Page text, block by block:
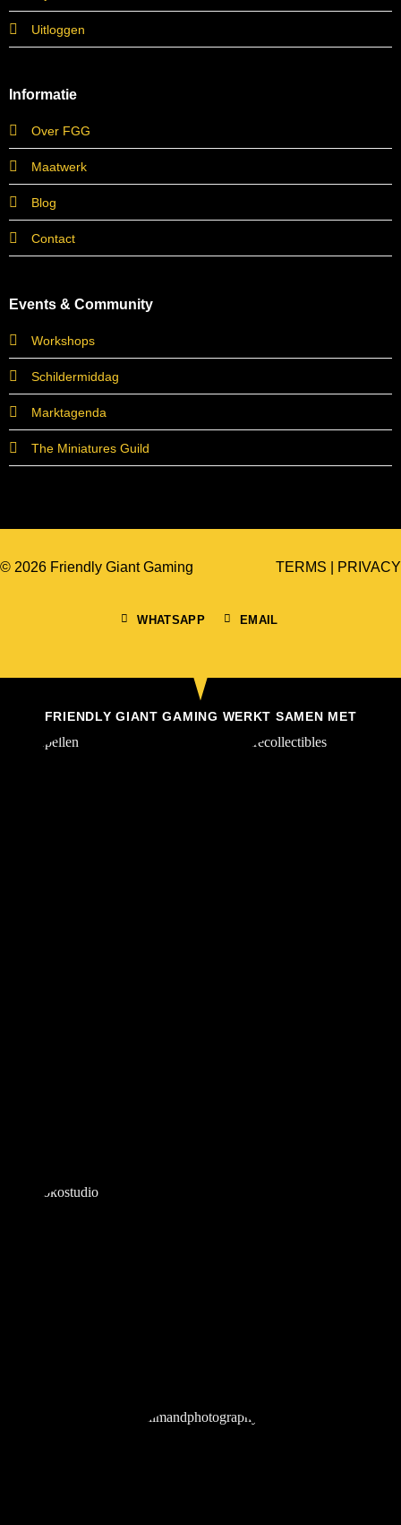
Uitloggen
Informatie
Over FGG
Maatwerk
Blog
Contact
Events & Community
Workshops
Schildermiddag
Marktagenda
The Miniatures Guild
© 2026 Friendly Giant Gaming
WHATSAPP EMAIL
TERMS PRIVACY
FRIENDLY GIANT GAMING WERKT SAMEN MET